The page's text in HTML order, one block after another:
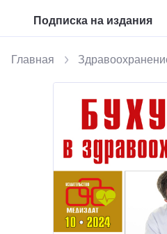
Подписка на издания
Главная